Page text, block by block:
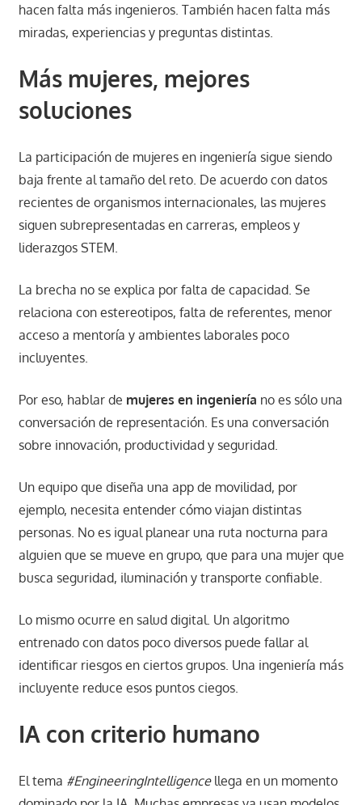
hacen falta más ingenieros. También hacen falta más
miradas, experiencias y preguntas distintas.
Más mujeres, mejores
soluciones
La participación de mujeres en ingeniería sigue siendo
baja frente al tamaño del reto. De acuerdo con datos
recientes de organismos internacionales, las mujeres
siguen subrepresentadas en carreras, empleos y
liderazgos STEM.
La brecha no se explica por falta de capacidad. Se
relaciona con estereotipos, falta de referentes, menor
acceso a mentoría y ambientes laborales poco
incluyentes.
Por eso, hablar de mujeres en ingeniería no es sólo una
conversación de representación. Es una conversación
sobre innovación, productividad y seguridad.
Un equipo que diseña una app de movilidad, por
ejemplo, necesita entender cómo viajan distintas
personas. No es igual planear una ruta nocturna para
alguien que se mueve en grupo, que para una mujer que
busca seguridad, iluminación y transporte confiable.
Lo mismo ocurre en salud digital. Un algoritmo
entrenado con datos poco diversos puede fallar al
identificar riesgos en ciertos grupos. Una ingeniería más
incluyente reduce esos puntos ciegos.
IA con criterio humano
El tema #EngineeringIntelligencellega en un momento